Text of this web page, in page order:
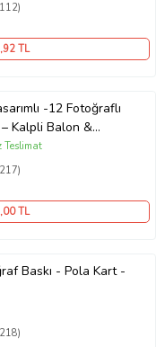
,92 TL
-12 Fotoğraflı
– Kalpli Balon &
- Kişiye Özel Çiçek
-Arkadaşa- Yeni
Teslimat
,00 TL
Baskı - Pola Kart -